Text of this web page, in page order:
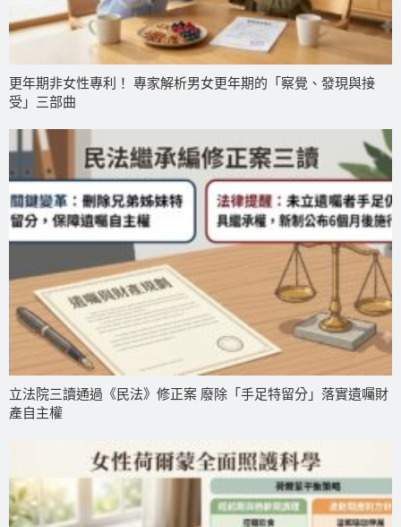
更年期非女性專利！ 專家解析男女更年期的「察覺、發現與接
受」三部曲
立法院三讀通過《民法》修正案 廢除「手足特留分」落實遺囑財
產自主權